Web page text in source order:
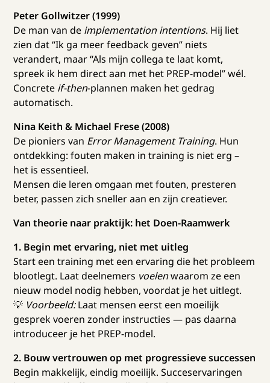
Peter Gollwitzer (1999)
De man van de implementation intentions. Hij liet
zien dat “Ik ga meer feedback geven” niets
verandert, maar “Als mijn collega te laat komt,
spreek ik hem direct aan met het PREP-model” wél.
Concrete if-then-plannen maken het gedrag
automatisch.
Nina Keith & Michael Frese (2008)
De pioniers van Error Management Training. Hun
ontdekking: fouten maken in training is niet erg –
het is essentieel.
Mensen die leren omgaan met fouten, presteren
beter, passen zich sneller aan en zijn creatiever.
Van theorie naar praktijk: het Doen-Raamwerk
1. Begin met ervaring, niet met uitleg
Start een training met een ervaring die het probleem
blootlegt. Laat deelnemers voelenwaarom ze een
nieuw model nodig hebben, voordat je het uitlegt.
💡 Voorbeeld:Laat mensen eerst een moeilijk
gesprek voeren zonder instructies — pas daarna
introduceer je het PREP-model.
2. Bouw vertrouwen op met progressieve successen
Begin makkelijk, eindig moeilijk. Succeservaringen